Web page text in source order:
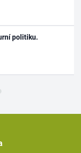
politiku.